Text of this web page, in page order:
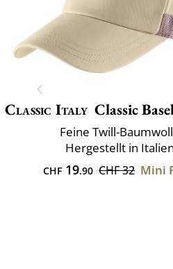
Classic Italy Classic Baseball
Feine Twill-
Hergestellt in Italien
CHF 19.90 CHF 32 Mini